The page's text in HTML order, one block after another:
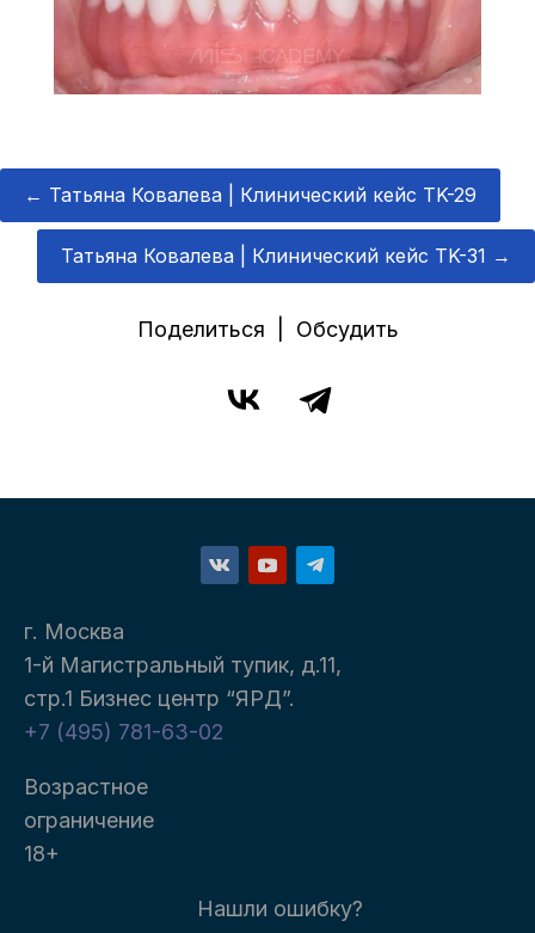
← Татьяна Ковалева | Клинический кейс TK-29
Татьяна Ковалева | Клинический кейс TK-31 →
Поделиться | Обсудить
г. Москва
1-й Магистральный тупик, д.11,
стр.1 Бизнес центр “ЯРД”.
+7 (495) 781-63-02
Возрастное
ограничение
18+
Нашли ошибку?